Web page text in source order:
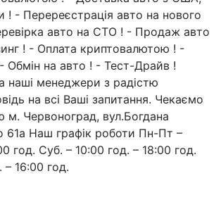
! - Перереєстрація авто на нового
авто на СТО ! - Продаж авто
! - Оплата криптовалютою ! -
Обмін на авто ! - Тест-Драйв !
наші менеджери з радістю
на всі Ваші запитання. Чекаємо
м. Червоноград, вул.Богдана
61а Наш графік роботи Пн-Пт –
год. Суб. – 10:00 год. – 18:00 год.
– 16:00 год.